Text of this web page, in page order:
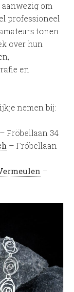
om
professioneel
tonen
over hun
en
nemen bij:
– Fröbellaan 34
– Fröbellaan
–